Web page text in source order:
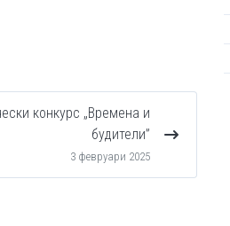
конкурс „Времена и
будители”
3 февруари 2025